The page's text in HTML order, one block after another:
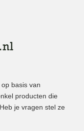
basis van
producten die
je vragen stel ze